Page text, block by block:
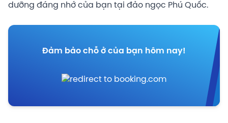
dưỡng đáng nhớ của bạn tại đảo ngọc Phú Quốc.
Đảm bảo chỗ ở của bạn hôm nay!